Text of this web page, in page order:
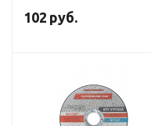
Профоснастка Эксперт
102 руб.